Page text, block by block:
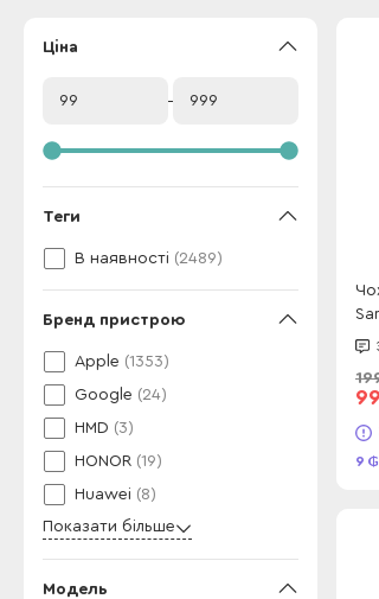
Ціна
Теги
В наявності (2489)
Бренд пристрою
Apple (1353)
Google (24)
HMD (3)
HONOR (19)
Huawei (8)
Показати більше
Модель
9